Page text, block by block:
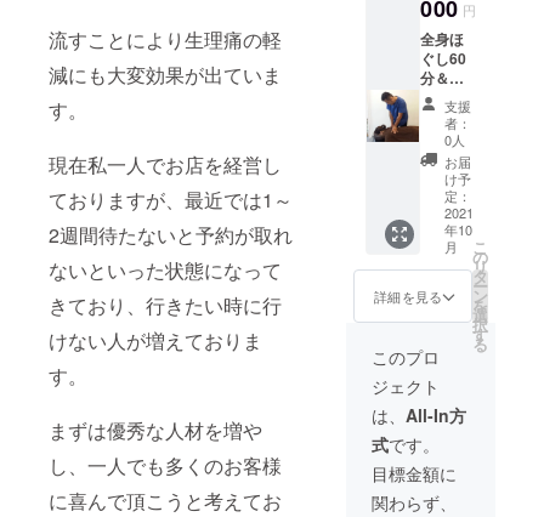
流すことにより生理痛の軽
減にも大変効果が出ていま
す。
現在私一人でお店を経営し
ておりますが、最近では1～
2週間待たないと予約が取れ
ないといった状態になって
きており、行きたい時に行
けない人が増えておりま
す。
まずは優秀な人材を増や
し、一人でも多くのお客様
に喜んで頂こうと考えてお
000 円
全身ほ
ぐし60
分＆腸
もみ40
分＆自
律神経
安定
ヘッド
マッ
サージ
10分 5
回 回
数券
「回数
券の有
限 施
術開始
～6ヶ
月」
支援
者：
0人
お届
け予
定：
2021
年10
月
詳細を見る
こ
の
リ
タ
ー
ン
を
選
択
す
る
このプロ
ジェクト
は、 All-In方
式です。
目標金額に
関わらず、